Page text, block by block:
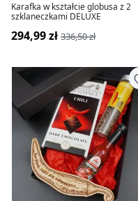
Karafka w kształcie globusa z 2
szklaneczkami DELUXE
294,99 zł 336,50 zł